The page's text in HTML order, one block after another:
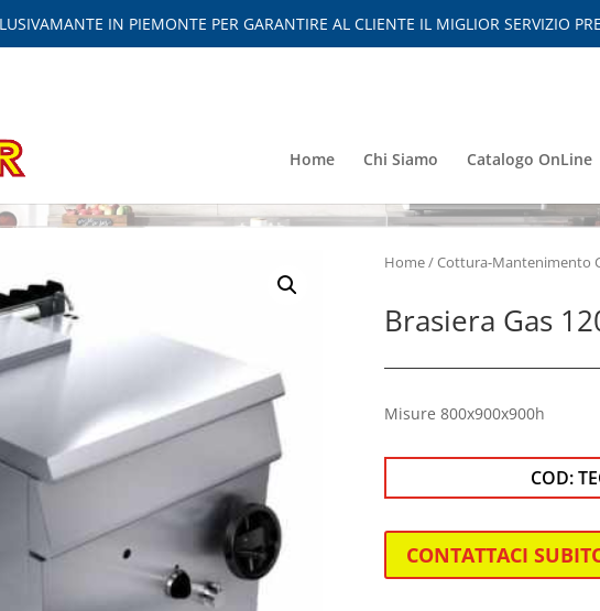
IN PIEMONTE PER GARANTIRE AL CLIENTE IL MIGLIOR SERVIZIO
Home Chi Siamo Catalogo OnLine
Home/Cottura-Mantenimento
Brasiera Gas
Misure 800x900x900h
COD:
CONTATTACI